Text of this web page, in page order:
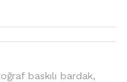
baskılı bardak,